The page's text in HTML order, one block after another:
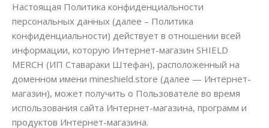
Настоящая Политика конфиденциальности
персональных данных (далее – Политика
конфиденциальности) действует в отношении всей
информации, которую Интернет-магазин SHIELD
MERCH (ИП Ставараки Штефан), расположенный на
доменном имени mineshield.store (далее — Интернет-
магазин), может получить о Пользователе во время
использования сайта Интернет-магазина, программ и
продуктов Интернет-магазина.